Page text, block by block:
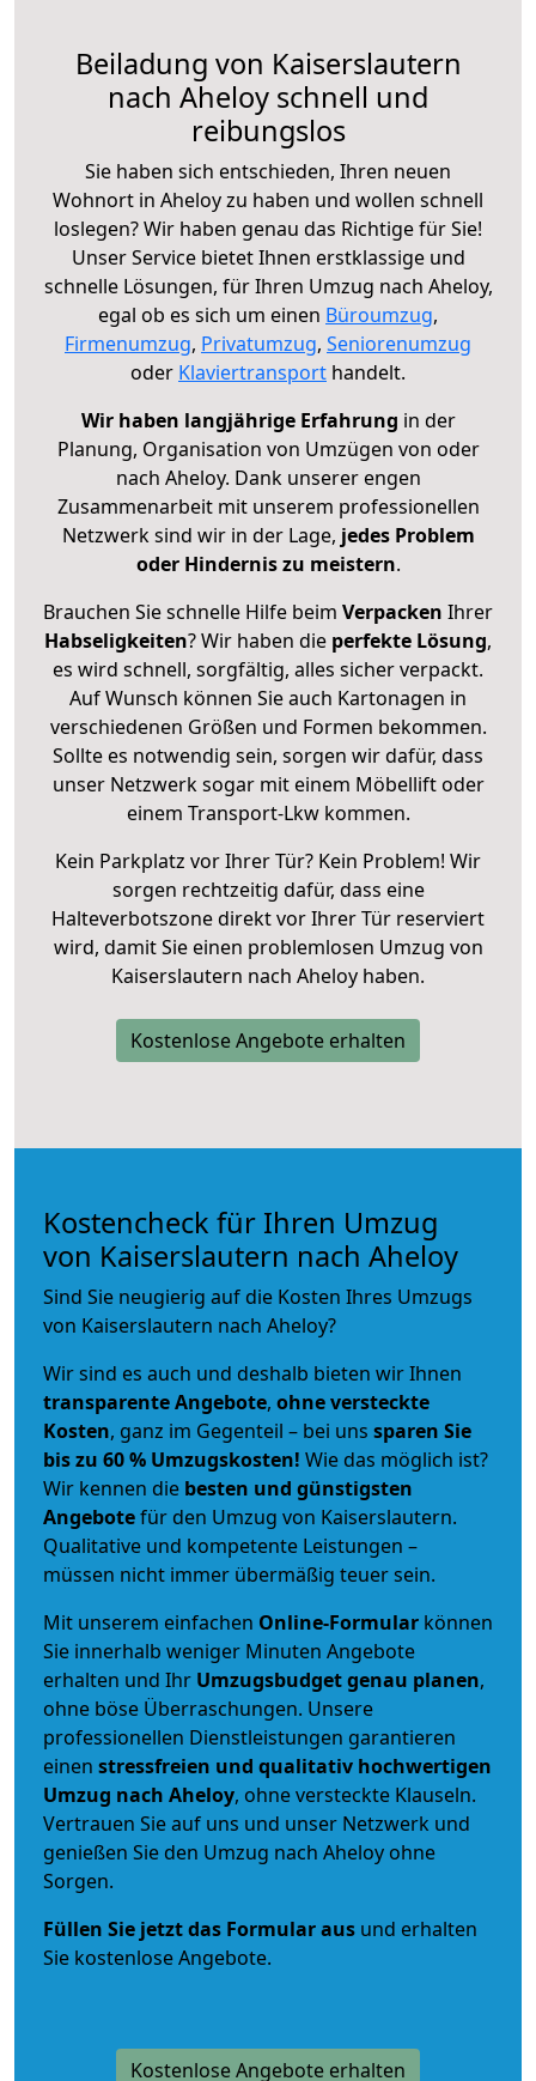
Beiladung von Kaiserslautern
nach Aheloy schnell und
reibungslos
Sie haben sich entschieden, Ihren neuen
Wohnort in Aheloy zu haben und wollen schnell
loslegen? Wir haben genau das Richtige für Sie!
Unser Service bietet Ihnen erstklassige und
schnelle Lösungen, für Ihren Umzug nach Aheloy,
egal ob es sich um einen Büroumzug,
Firmenumzug, Privatumzug, Seniorenumzug
oder Klaviertransport handelt.
Wir haben langjährige Erfahrung in der
Planung, Organisation von Umzügen von oder
nach Aheloy. Dank unserer engen
Zusammenarbeit mit unserem professionellen
Netzwerk sind wir in der Lage, jedes Problem
oder Hindernis zu meistern.
Brauchen Sie schnelle Hilfe beim Verpacken Ihrer
Habseligkeiten? Wir haben die perfekte Lösung,
es wird schnell, sorgfältig, alles sicher verpackt.
Auf Wunsch können Sie auch Kartonagen in
verschiedenen Größen und Formen bekommen.
Sollte es notwendig sein, sorgen wir dafür, dass
unser Netzwerk sogar mit einem Möbellift oder
einem Transport-Lkw kommen.
Kein Parkplatz vor Ihrer Tür? Kein Problem! Wir
sorgen rechtzeitig dafür, dass eine
Halteverbotszone direkt vor Ihrer Tür reserviert
wird, damit Sie einen problemlosen Umzug von
Kaiserslautern nach Aheloy haben.
Kostenlose Angebote erhalten
Kostencheck für Ihren Umzug
von Kaiserslautern nach Aheloy
Sind Sie neugierig auf die Kosten Ihres Umzugs
von Kaiserslautern nach Aheloy?
Wir sind es auch und deshalb bieten wir Ihnen
transparente Angebote, ohne versteckte
Kosten, ganz im Gegenteil – bei uns sparen Sie
bis zu 60 % Umzugskosten! Wie das möglich ist?
Wir kennen die besten und günstigsten
Angebotefür den Umzug von Kaiserslautern.
Qualitative und kompetente Leistungen –
müssen nicht immer übermäßig teuer sein.
Mit unserem einfachen Online-Formular können
Sie innerhalb weniger Minuten Angebote
erhalten und Ihr Umzugsbudgetgenau planen,
ohne böse Überraschungen. Unsere
professionellen Dienstleistungen garantieren
einen stressfreien und qualitativ hochwertigen
Umzug nach Aheloy, ohne versteckte Klauseln.
Vertrauen Sie auf uns und unser Netzwerk und
genießen Sie den Umzug nach Aheloy ohne
Sorgen.
Füllen Sie jetzt das Formular aus und erhalten
Sie kostenlose Angebote.
Kostenlose Angebote erhalten